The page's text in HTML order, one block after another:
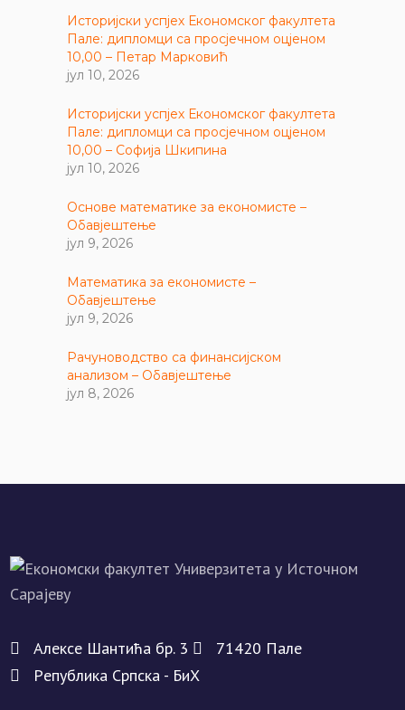
Историјски успјех Економског факултета
Пале: дипломци са просјечном оцјеном
10,00 – Петар Марковић
јул 10, 2026
Историјски успјех Економског факултета
Пале: дипломци са просјечном оцјеном
10,00 – Софија Шкипина
јул 10, 2026
Основе математике за економисте –
Обавјештење
јул 9, 2026
Математика за економисте –
Обавјештење
јул 9, 2026
Рачуноводство са финансијском
анализом – Обавјештење
јул 8, 2026
Алeксe Шантића бр. 3
71420 Палe
Рeпублика Српска - БиХ